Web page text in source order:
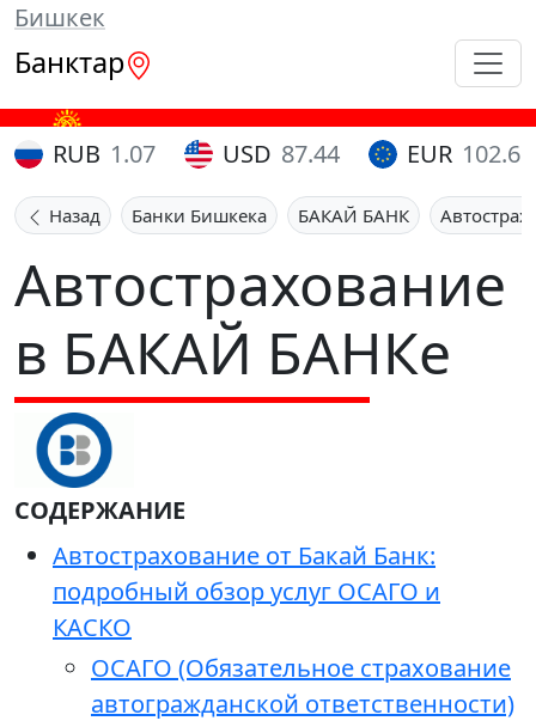
Бишкек
Банктар
RUB 1.07 USD 87.44 EUR 102.65
Назад Банки Бишкека БАКАЙ БАНК
Автострахование
в БАКАЙ БАНКе
СОДЕРЖАНИЕ
Автострахование от Бакай Банк:
подробный обзор услуг ОСАГО и
КАСКО
ОСАГО (Обязательное страхование
автогражданской ответственности)